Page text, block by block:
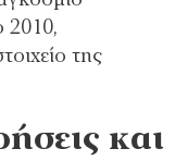
2010,
της
και